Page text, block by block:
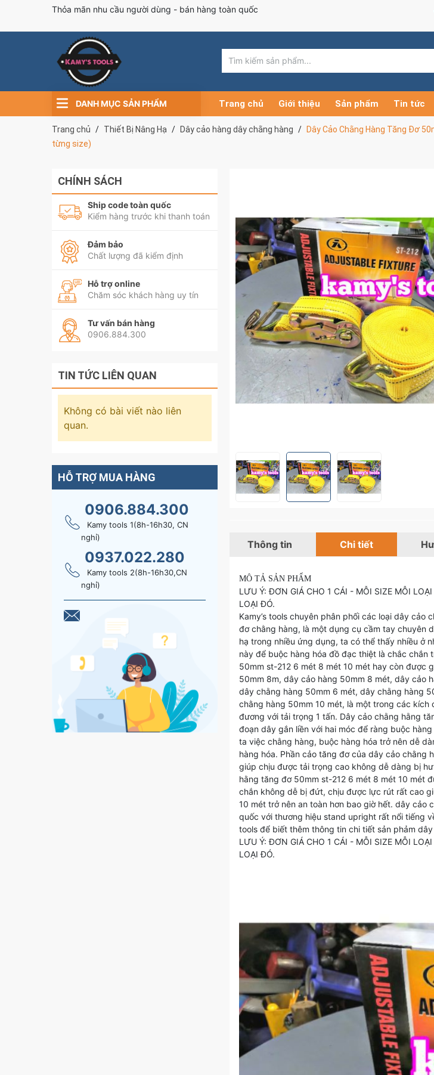
Thỏa mãn nhu cầu người dùng - bán hàng toàn quốc
DANH MỤC SẢN PHẨM Trang chủ Giới thiệu Sản phẩm Tin tức
Trang chủ Thiết Bị Nâng Hạ Dây cảo hàng dây chằng hàng
Dây Cảo Chằng Hàng Tăng Đơ
từng size)
Thông tin Chi tiết
MÔ TẢ SẢN PHẨM
LƯU Ý: ĐƠN GIÁ CHO 1 CÁI - MỖI SIZE MỖI
LOẠI ĐÓ.
Kamy’s tools chuyên phân phối các loại dây
đơ chằng hàng, là một dụng cụ cầm tay chuyên
hạ trong nhiều ứng dụng, ta có thể thấy nhiều ở
này để buộc hàng hóa đồ đạc thiệt là chắc
50mm st-212 6 mét 8 mét 10 mét hay còn được
50mm 8m, dây cảo hàng 50mm 8 mét, dây cảo
dây chằng hàng 50mm 6 mét, dây chằng hàng
chằng hàng 50mm 10 mét, là một trong các
đương với tải trọng 1 tấn. Dây cảo chằng hằng
đoạn dây gắn liền với hai móc để ràng buộc
ta việc chằng hàng, buộc hàng hóa trở nên dễ
hàng hóa. Phần cảo tăng đơ của dây cảo
giúp chịu được tải trọng cao không dễ dàng bị
hằng tăng đơ 50mm st-212 6 mét 8 mét 10 mét
chắn không dễ bị đứt, chịu được lực rút rất cao
10 mét trở nên an toàn hơn bao giờ hết. dây
quốc với thương hiệu stand upright rất nổi tiếng
tools để biết thêm thông tin chi tiết sản phảm
LƯU Ý: ĐƠN GIÁ CHO 1 CÁI - MỖI SIZE MỖI
LOẠI ĐÓ.
CHÍNH SÁCH
Ship code toàn quốc
Kiểm hàng trước khi thanh toán
Đảm bảo
Chất lượng đã kiểm định
Hỗ trợ online
Chăm sóc khách hàng uy tín
Tư vấn bán hàng
0906.884.300
TIN TỨC LIÊN QUAN
Không có bài viết nào liên
quan.
HỖ TRỢ MUA HÀNG
0906.884.300
Kamy tools 1(8h-16h30, CN
nghỉ)
0937.022.280
Kamy tools 2(8h-16h30,CN
nghỉ)